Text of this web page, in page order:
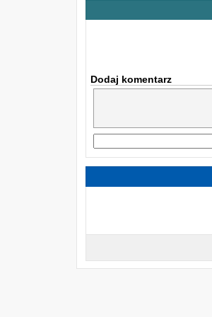
Dodaj komentarz